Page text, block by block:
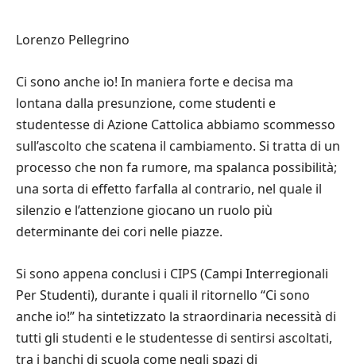
Lorenzo Pellegrino
Ci sono anche io! In maniera forte e decisa ma
lontana dalla presunzione, come studenti e
studentesse di Azione Cattolica abbiamo scommesso
sull’ascolto che scatena il cambiamento. Si tratta di un
processo che non fa rumore, ma spalanca possibilità;
una sorta di effetto farfalla al contrario, nel quale il
silenzio e l’attenzione giocano un ruolo più
determinante dei cori nelle piazze.
Si sono appena conclusi i CIPS (Campi Interregionali
Per Studenti), durante i quali il ritornello “Ci sono
anche io!” ha sintetizzato la straordinaria necessità di
tutti gli studenti e le studentesse di sentirsi ascoltati,
tra i banchi di scuola come negli spazi di